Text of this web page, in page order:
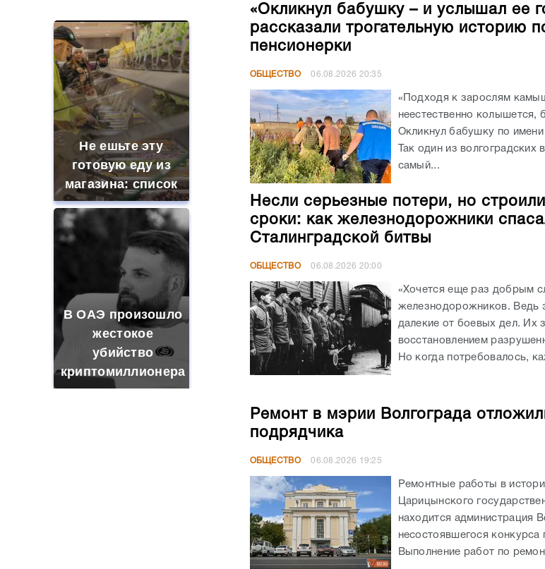
Не ешьте эту
готовую еду из
магазина: список
В ОАЭ произошло
жестокое
убийство
криптомиллионера
«Окликнул бабушку – и услышал ее
рассказали трогательную историю
пенсионерки
ОБЩЕСТВО 06.08.2026 20:35
«Подходя к зарослям
неестественно колышется,
Окликнул бабушку по
Так один из волгоградских
самый...
Несли серьезные потери, но
сроки: как железнодорожники
Сталинградской битвы
ОБЩЕСТВО 06.08.2026 20:00
«Хочется еще раз добрым
железнодорожников. Ведь
далекие от боевых дел. Их
восстановлением
Но когда потребовалось,
Ремонт в мэрии Волгограда
подрядчика
ОБЩЕСТВО 06.08.2026 19:25
Ремонтные работы в
Царицынского
находится администрация
несостоявшегося
Выполнение работ по